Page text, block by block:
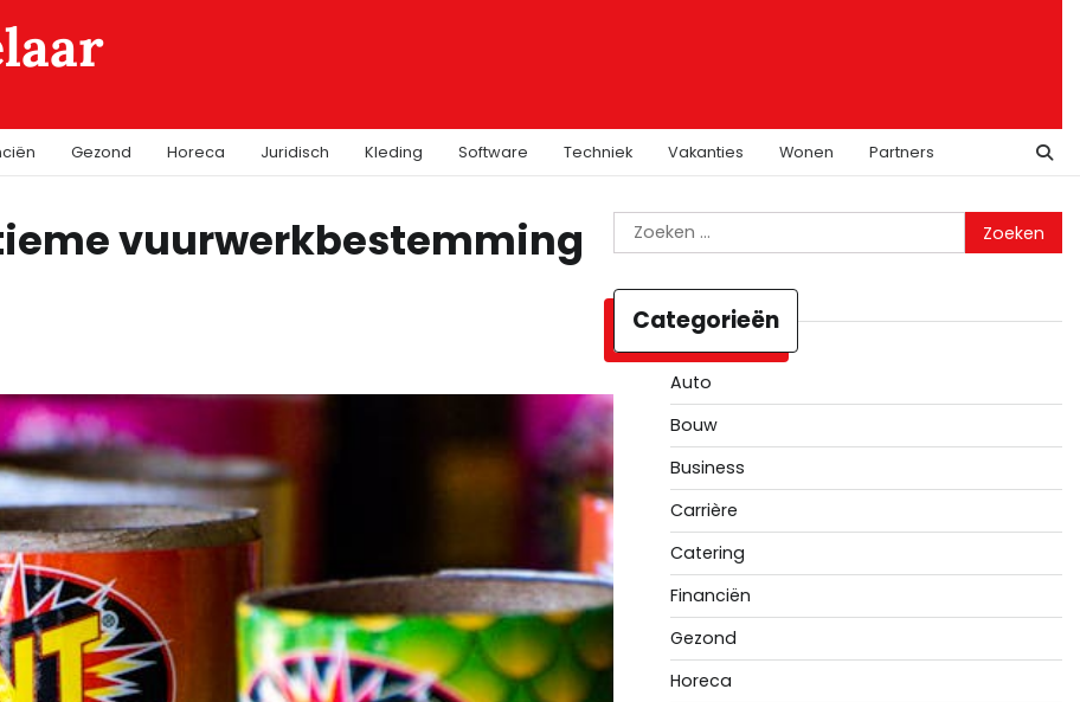
Gezond Horeca Juridisch Kleding Software Techniek Vakanties Wonen Partners
vuurwerkbestemming
Zoeken
naar:
Categorieën
Auto
Bouw
Business
Carrière
Catering
Financiën
Gezond
Horeca